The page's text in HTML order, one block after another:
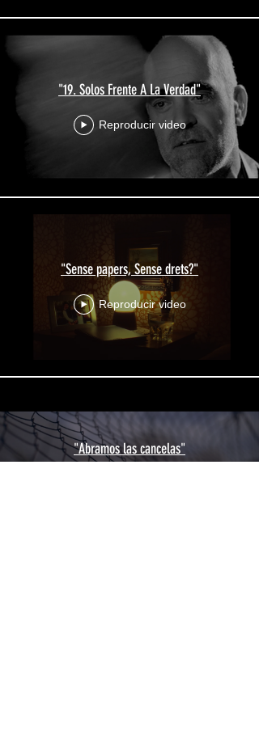
"19. Solos Frente A La Verdad"
Reproducir video
"Sense papers, Sense drets?"
Reproducir video
"Abramos las cancelas"